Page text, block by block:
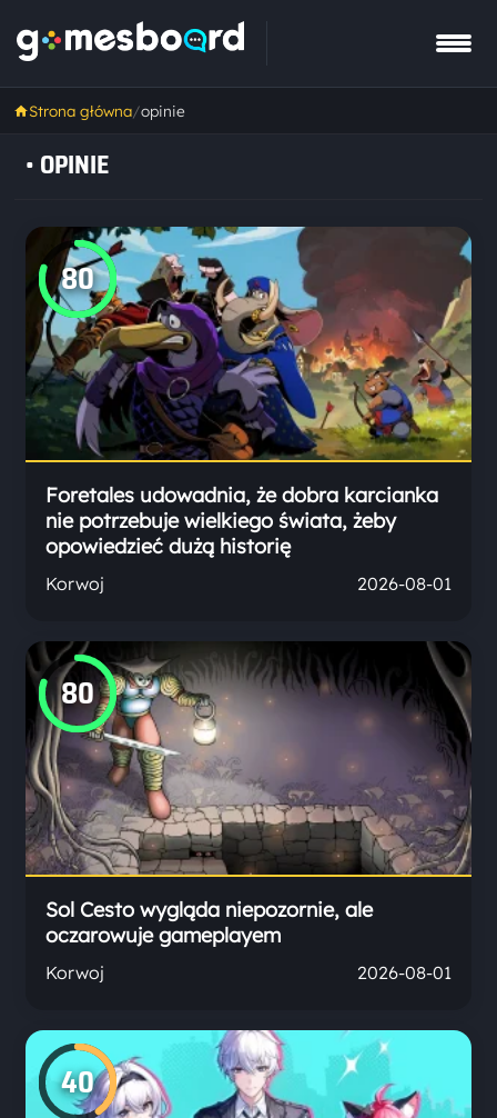
Strona główna/opinie
• OPINIE
80
Foretales udowadnia, że dobra karcianka
nie potrzebuje wielkiego świata, żeby
opowiedzieć dużą historię
Korwoj 2026-08-01
80
Sol Cesto wygląda niepozornie, ale
oczarowuje gameplayem
Korwoj 2026-08-01
40